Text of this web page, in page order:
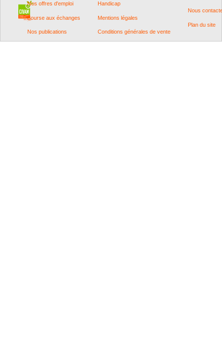
Nos offres d'emploi
Bourse aux échanges
Nos publications
Handicap
Mentions légales
Conditions générales de vente
Nous
Plan du site